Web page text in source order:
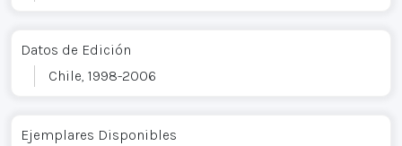
Datos de Edición
Chile, 1998-2006
Ejemplares Disponibles